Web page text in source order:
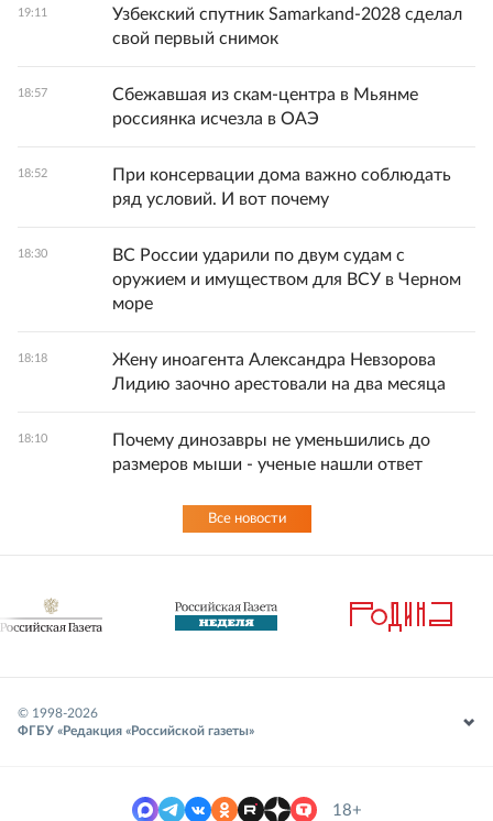
19:11
Узбекский спутник Samarkand-2028 сделал
свой первый снимок
18:57
Сбежавшая из скам-центра в Мьянме
россиянка исчезла в ОАЭ
18:52
При консервации дома важно соблюдать
ряд условий. И вот почему
18:30
ВС России ударили по двум судам с
оружием и имуществом для ВСУ в Черном
море
18:18
Жену иноагента Александра Невзорова
Лидию заочно арестовали на два месяца
18:10
Почему динозавры не уменьшились до
размеров мыши - ученые нашли ответ
Все новости
© 1998-2026
ФГБУ «Редакция «Российской газеты»
18+